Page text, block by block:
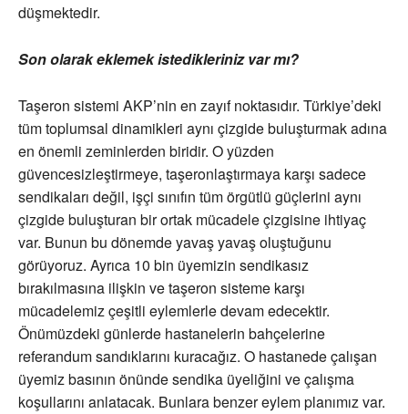
düşmektedir.
Son olarak eklemek istedikleriniz var mı?
Taşeron sistemi AKP’nin en zayıf noktasıdır. Türkiye’deki
tüm toplumsal dinamikleri aynı çizgide buluşturmak adına
en önemli zeminlerden biridir. O yüzden
güvencesizleştirmeye, taşeronlaştırmaya karşı sadece
sendikaları değil, işçi sınıfın tüm örgütlü güçlerini aynı
çizgide buluşturan bir ortak mücadele çizgisine ihtiyaç
var. Bunun bu dönemde yavaş yavaş oluştuğunu
görüyoruz. Ayrıca 10 bin üyemizin sendikasız
bırakılmasına ilişkin ve taşeron sisteme karşı
mücadelemiz çeşitli eylemlerle devam edecektir.
Önümüzdeki günlerde hastanelerin bahçelerine
referandum sandıklarını kuracağız. O hastanede çalışan
üyemiz basının önünde sendika üyeliğini ve çalışma
koşullarını anlatacak. Bunlara benzer eylem planımız var.